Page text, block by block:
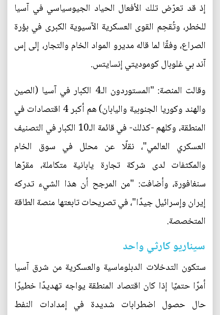
إذ قد تعرّض تلك الأفعال الحياد الجيوسياسي في آسيا
للخطر، وتُقحِم القوى العسكرية الآسيوية الكبرى في بؤرة
الصراع، وفقًا لما قاله مديرو المواد الخام والتجار، إلى إس
آند بي غلوبال كوموديتي إنسايتس.
وقالت المنصة: "المستوردون الـ4 الكبار في آسيا (الصين
والهند وكوريا الجنوبية واليابان) هم أكبر 4 اقتصادات في
المنطقة، وكلهم -كذلك- في قائمة الـ10 الكبار في التصنيف
العسكري العالمي"، نقلًا عن محلل في سوق الخام
والمكثفات لدى شركة تجارة يابانية متكاملة، مقرّها
سنغافورة، وأضافت: "من المرجح أن هذا الشيء تدركه
إيران وإسرائيل جيدًا"، في تصريحات تابعتها منصة الطاقة
المتخصصة.
سيناريو كارثي واحد
ستكون التدخلات الدبلوماسية والعسكرية من شرق آسيا
أمرًا حتميًا إذا كان اقتصاد المنطقة يواجه تهديدًا خطيرًا
حال حصول اضطرابات شديدة في إمدادات النفط